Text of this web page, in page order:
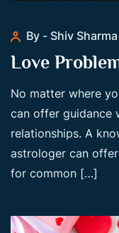
By - Shiv Sharma
Love
No matter where
can offer guidance
relationships. A
astrologer can
for common […]